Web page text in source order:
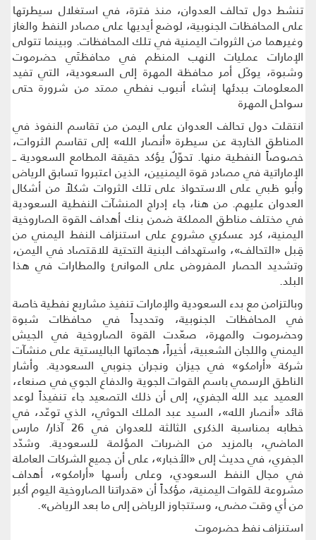
تنشط دول تحالف العدوان، منذ فترة، في استغلال سيطرتها
على المحافظات الجنوبية، لوضع أيديها على مصادر النفط والغاز
وغيرهما من الثروات اليمنية في تلك المحافظات. وبينما تتولى
الإمارات عمليات النهب المنظم في محافظتَي حضرموت
وشبوة، يوكَل أمر محافظة المهرة إلى السعودية، التي تفيد
المعلومات ببدئها إنشاء أنبوب نفطي ممتد من شرورة حتى
سواحل المهرة
انتقلت دول تحالف العدوان على اليمن من تقاسم النفوذ في
المناطق الخارجة عن سيطرة «أنصار الله» إلى تقاسم الثروات،
خصوصاً النفطية منها. تحوّلٌ يؤكد حقيقة المطامع السعودية ــ
الإماراتية في مصادر قوة اليمنيين، الذين اعتبروا تسابق الرياض
وأبو ظبي على الاستحواذ على تلك الثروات شكلاً من أشكال
العدوان عليهم. من هنا، جاء إدراج المنشآت النفطية السعودية
في مختلف مناطق المملكة ضمن بنك أهداف القوة الصاروخية
اليمنية، كرد عسكري مشروع على استنزاف النفط اليمني من
قِبل «التحالف»، واستهداف البنية التحتية للاقتصاد في اليمن،
وتشديد الحصار المفروض على الموانئ والمطارات في هذا
البلد.
وبالتزامن مع بدء السعودية والإمارات تنفيذ مشاريع نفطية خاصة
في المحافظات الجنوبية، وتحديداً في محافظات شبوة
وحضرموت والمهرة، صعّدت القوة الصاروخية في الجيش
اليمني واللجان الشعبية، أخيراً، هجماتها الباليستية على منشآت
شركة «أرامكو» في جيزان ونجران جنوبي السعودية. وأشار
الناطق الرسمي باسم القوات الجوية والدفاع الجوي في صنعاء،
العميد عبد الله الجفري، إلى أن ذلك التصعيد جاء تنفيذاً لوعد
قائد «أنصار الله»، السيد عبد الملك الحوثي، الذي توعّد، في
خطابه بمناسبة الذكرى الثالثة للعدوان في 26 آذار/ مارس
الماضي، بالمزيد من الضربات المؤلمة للسعودية. وشدّد
الجفري، في حديث إلى «الأخبار»، على أن جميع الشركات العاملة
في مجال النفط السعودي، وعلى رأسها «أرامكو»، أهداف
مشروعة للقوات اليمنية، مؤكداً أن «قدراتنا الصاروخية اليوم أكبر
من أي وقت مضى، وستتجاوز الرياض إلى ما بعد الرياض».
استنزاف نفط حضرموت